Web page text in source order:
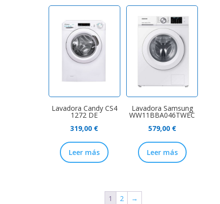
Lavadora Candy CS4
1272 DE
319,00 €
Leer más
Lavadora Samsung
WW11BBA046TWEC
579,00 €
Leer más
1 2 →